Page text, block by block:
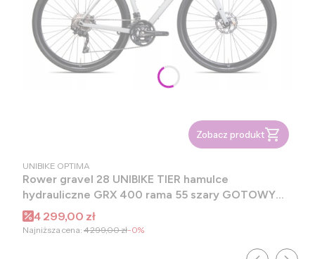
Zobacz produkt
PRODUCENT
UNIBIKE OPTIMA
Rower gravel 28 UNIBIKE TIER hamulce
hydrauliczne GRX 400 rama 55 szary GOTOWY
DO JAZDY 2025
Cena promocyjna
4 299,00 zł
Najniższa cena: 4 299,00 zł-0%